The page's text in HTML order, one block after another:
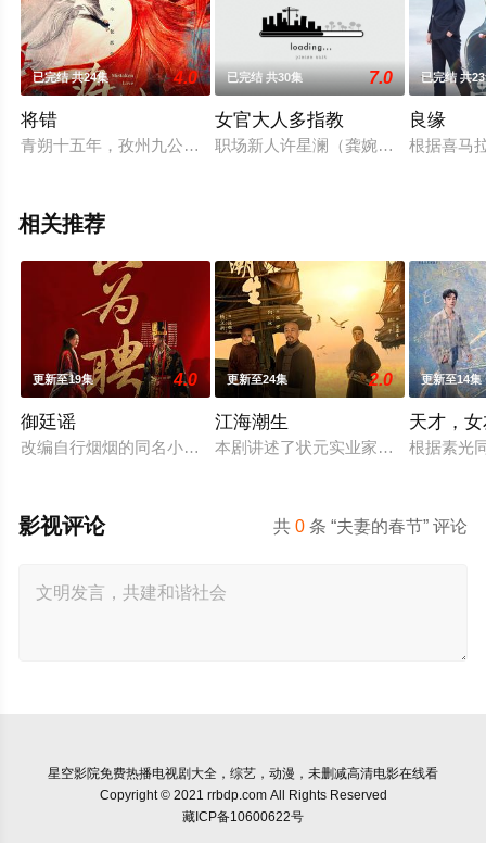
已完结 共24集 4.0
将错
青朔十五年，孜州九公主李从欢与青朔太子墨珩和亲，青朔满
已完结 共30集 7.0
女官大人多指教
职场新人许星澜（龚婉怡饰）意外穿
已完结 共
良缘
根据喜马
相关推荐
更新至19集 4.0
御廷谣
改编自行烟烟的同名小说。孟廷辉，大平王朝有史以来个以女
更新至24集 2.0
江海潮生
本剧讲述了状元实业家张謇创办大生
更新至14集
天才，
根据素光
共0 条 “夫妻的春节” 评论
影视评论
星空影院免费热播电视剧大全，综艺，动漫，未删减高清电影在线看
Copyright © 2021 rrbdp.com All Rights Reserved
藏ICP备10600622号